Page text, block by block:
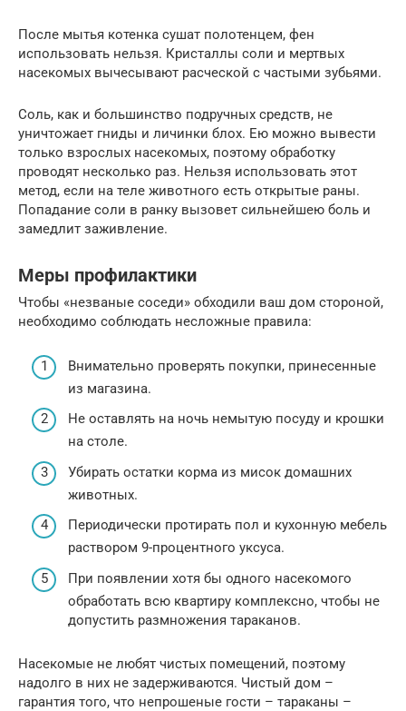
После мытья котенка сушат полотенцем, фен
использовать нельзя. Кристаллы соли и мертвых
насекомых вычесывают расческой с частыми зубьями.
Соль, как и большинство подручных средств, не
уничтожает гниды и личинки блох. Ею можно вывести
только взрослых насекомых, поэтому обработку
проводят несколько раз. Нельзя использовать этот
метод, если на теле животного есть открытые раны.
Попадание соли в ранку вызовет сильнейшею боль и
замедлит заживление.
Меры профилактики
Чтобы «незваные соседи» обходили ваш дом стороной,
необходимо соблюдать несложные правила:
Внимательно проверять покупки, принесенные
из магазина.
Не оставлять на ночь немытую посуду и крошки
на столе.
Убирать остатки корма из мисок домашних
животных.
Периодически протирать пол и кухонную мебель
раствором 9-процентного уксуса.
При появлении хотя бы одного насекомого
обработать всю квартиру комплексно, чтобы не
допустить размножения тараканов.
Насекомые не любят чистых помещений, поэтому
надолго в них не задерживаются. Чистый дом –
гарантия того, что непрошеные гости – тараканы –